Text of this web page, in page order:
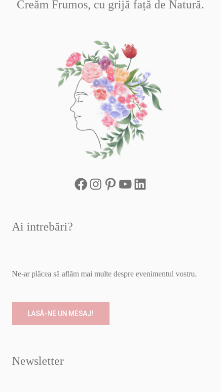
Creăm Frumos, cu grijă față de Natură.
Ai intrebări?
Ne-ar plăcea să aflăm mai multe despre evenimentul vostru.
LASĂ-NE UN MESAJ!
Newsletter